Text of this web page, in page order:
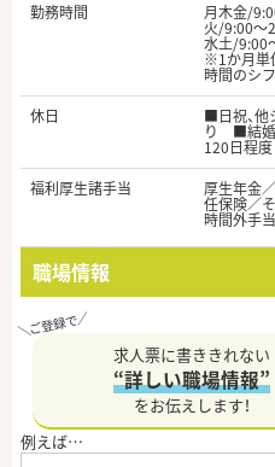
勤務時間
月木金/
火/9:00〜
水土/9:00
※1か月単
時間のシ
休日
■日祝、
り ■結
120日程度
福利厚生諸手当
厚生年金
任保険／
時間外手
職場情報
求人票に書ききれない
“詳しい職場情報”
をお伝えします！